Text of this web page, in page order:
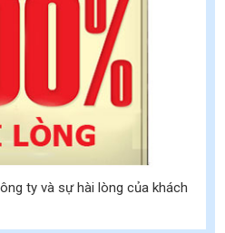
ty và sự hài lòng của khách